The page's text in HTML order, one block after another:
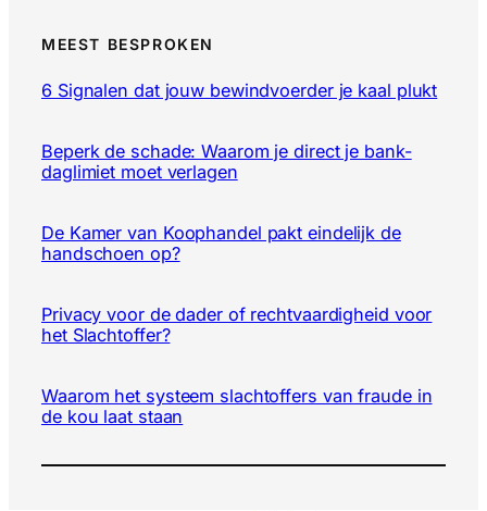
MEEST BESPROKEN
6 Signalen dat jouw bewindvoerder je kaal plukt
Beperk de schade: Waarom je direct je bank-
daglimiet moet verlagen
De Kamer van Koophandel pakt eindelijk de
handschoen op?
Privacy voor de dader of rechtvaardigheid voor
het Slachtoffer?
Waarom het systeem slachtoffers van fraude in
de kou laat staan